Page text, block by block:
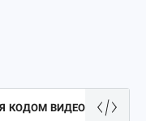
КОДОМ ВИДЕО